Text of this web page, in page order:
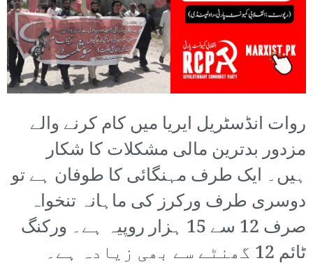
روات انڈسٹریل ایریا میں کام کرنے والے
مزدور بدترین مالی مشکلات کا شکار
ہیں۔ ایک طرف مہنگائی کا طوفان ہے تو
دوسری طرف ورکرز کی ماہانہ تنخواہ
صرف 12 سے 15 ہزار روپیہ ہے۔ ورکنگ
ٹائم 12 گھنٹے سے بھی زیادہ ہے۔